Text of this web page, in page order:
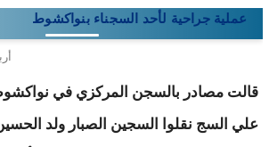
عملية جراحية لأحد السجناء بنواكشوط
قالت مصادر بالسجن المركزي في
علي السج نقلوا السجين الصبار ولد